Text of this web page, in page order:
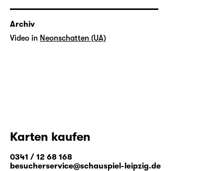
Archiv
Video in Neonschatten (UA)
Karten kaufen
0341 / 12 68 168
besucherservice@schauspiel-leipzig.de